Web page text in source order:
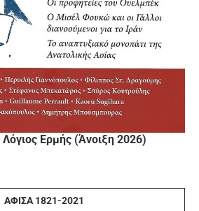
Ερμής (Άνοιξη 2026)
ΑΦΊΣΑ 1821-2021